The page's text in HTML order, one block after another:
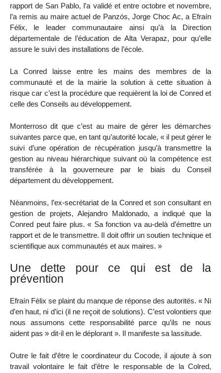
rapport de San Pablo, l’a validé et entre octobre et novembre,
l’a remis au maire actuel de Panzós, Jorge Choc Ac, a Efraín
Félix, le leader communautaire ainsi qu’à la Direction
départementale de l’éducation de Alta Verapaz, pour qu’elle
assure le suivi des installations de l’école.
La Conred laisse entre les mains des membres de la
communauté et de la mairie la solution à cette situation à
risque car c’est la procédure que requièrent la loi de Conred et
celle des Conseils au développement.
Monterroso dit que c’est au maire de gérer les démarches
suivantes parce que, en tant qu’autorité locale, « il peut gérer le
suivi d’une opération de récupération jusqu’à transmettre la
gestion au niveau hiérarchique suivant où la compétence est
transférée à la gouverneure par le biais du Conseil
département du développement.
Néanmoins, l’ex-secrétariat de la Conred et son consultant en
gestion de projets, Alejandro Maldonado, a indiqué que la
Conred peut faire plus. « Sa fonction va au-delà d’émettre un
rapport et de le transmettre. Il doit offrir un soutien technique et
scientifique aux communautés et aux maires. »
Une dette pour ce qui est de la
prévention
Efraín Félix se plaint du manque de réponse des autorités. « Ni
d’en haut, ni d’ici (il ne reçoit de solutions). C’est volontiers que
nous assumons cette responsabilité parce qu’ils ne nous
aident pas » dit-il en le déplorant ». Il manifeste sa lassitude.
Outre le fait d’être le coordinateur du Cocode, il ajoute à son
travail volontaire le fait d’être le responsable de la Colred,